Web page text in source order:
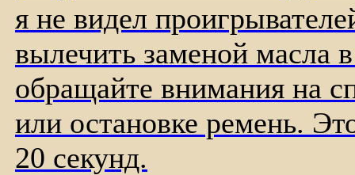
я не видел
вылечить заменой масла
обращайте внимания на
или остановке ремень.
20 секунд.